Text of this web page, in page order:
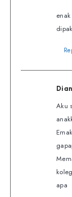
Aku
apa